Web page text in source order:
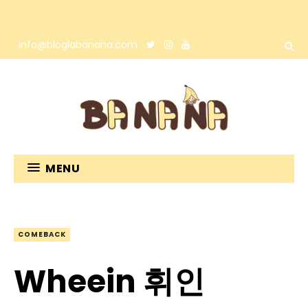
info@bloglabanana.com
MENU
COMEBACK
Wheein 휘인